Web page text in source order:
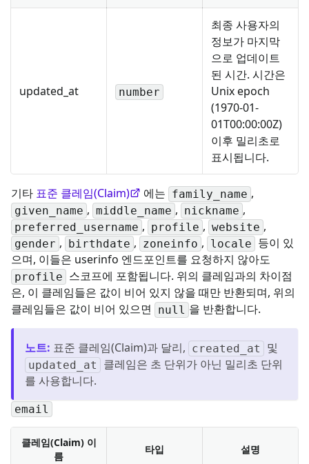
updated_at number
최종 사용자의
정보가 마지막
으로 업데이트
된 시간. 시간은
Unix epoch
(1970-01-
01T00:00:00Z)
이후 밀리초로
표시됩니다.
기타 표준 클레임(Claim) 에는 family_name ,
given_name , middle_name , nickname ,
preferred_username , profile , website ,
gender , birthdate , zoneinfo , locale 등이 있
으며, 이들은 userinfo 엔드포인트를 요청하지 않아도
profile 스코프에 포함됩니다. 위의 클레임과의 차이점
은, 이 클레임들은 값이 비어 있지 않을 때만 반환되며, 위의
클레임들은 값이 비어 있으면
null 을 반환합니다.
노트: 표준 클레임(Claim)과 달리, created_at 및
updated_at
클레임은 초 단위가 아닌 밀리초 단위
를 사용합니다.
email
클레임(Claim) 이
름
타입 설명